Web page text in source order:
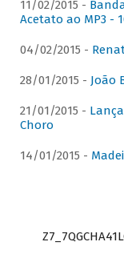
11/02/2015 -
Acetato ao MP3 -
04/02/2015 -
28/01/2015 - João
21/01/2015 -
Choro
14/01/2015 -